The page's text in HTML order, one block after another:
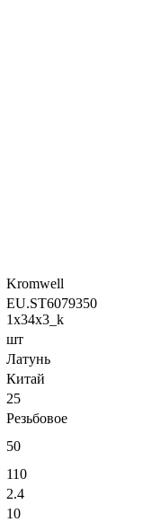
Kromwell
EU.ST6079350
1x34x3_k
шт
Латунь
Китай
25
Резьбовое
50
110
2.4
10